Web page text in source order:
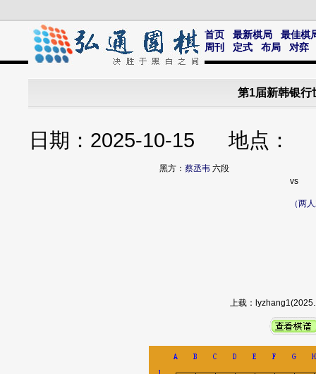
首页 最新棋局
最佳棋
周刊
定式 布局 对弈
第1届新韩银行
日期：2025-10-15 地点
黑方： 蔡丞韦 六段
vs
（两
上载：